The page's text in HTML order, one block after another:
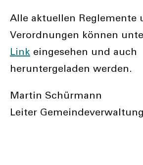
Alle aktuellen Reglemente
Verordnungen können
Link eingesehen und auch
heruntergeladen werden.
Martin Schürmann
Leiter Gemeindeverwaltung